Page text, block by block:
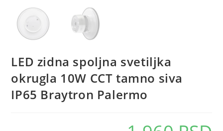
LED zidna spoljna svetiljka
okrugla 10W CCT tamno siva
IP65 Braytron Palermo